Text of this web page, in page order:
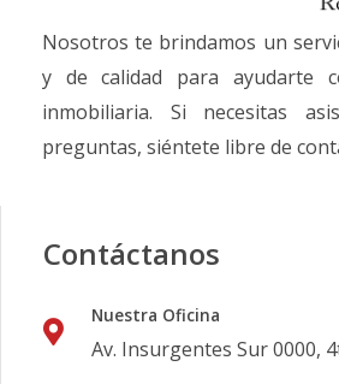
Nosotros te brindamos un
y de calidad para ayudarte
inmobiliaria. Si necesitas
preguntas, siéntete libre de
Contáctanos
Nuestra Oficina
Av. Insurgentes Sur 0000,